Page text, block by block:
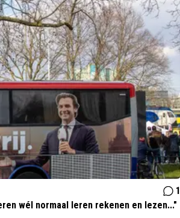
1
wél normaal leren rekenen en lezen..."